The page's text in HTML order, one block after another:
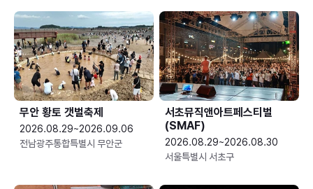
무안 황토 갯벌축제
2026.08.29~2026.09.06
전남광주통합특별시 무안군
서초뮤직앤아트페스티벌
(SMAF)
2026.08.29~2026.08.30
서울특별시 서초구